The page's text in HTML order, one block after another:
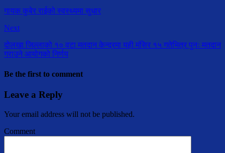
गायक कुबेर राईको स्वस्थ्यमा सुधार
Next
दोलखा जिल्लाको १० वटा मतदान केन्द्रमा यही मंसिर १५ गतेभित्र पुनः मतदान
गराउने आयोगको निर्णय
Be the first to comment
Leave a Reply
Your email address will not be published.
Comment